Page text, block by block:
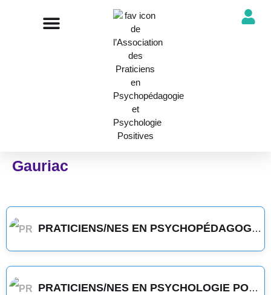
Gauriac
PRATICIENS/NES EN PSYCHOPÉDAGOGIE POSITIVE
PRATICIENS/NES EN PSYCHOLOGIE POSITIVE